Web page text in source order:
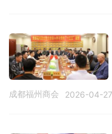
成都福州商会 2026-04-